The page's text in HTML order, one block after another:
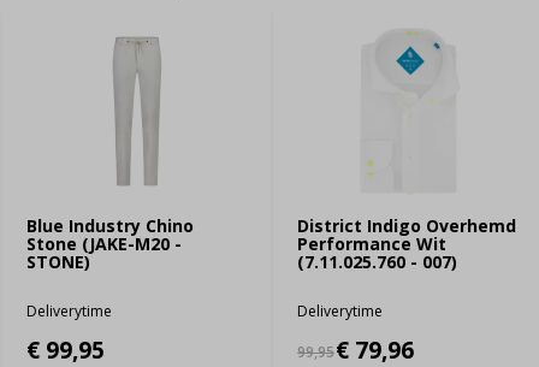
Blue Industry Chino
Stone (JAKE-M20 -
STONE)
Deliverytime
€ 99,95
District Indigo Overhemd
Performance Wit
(7.11.025.760 - 007)
Deliverytime
99,95€ 79,96